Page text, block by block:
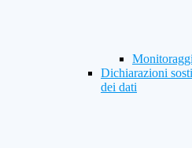
Dichiarazioni
dei dati